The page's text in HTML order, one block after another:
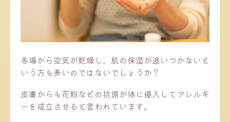
冬場から空気が乾燥し、肌の保湿が追いつかないと
いう方も多いのではないでしょうか？
皮膚からも花粉などの抗原が体に侵入してアレルギ
ーを成立させると言われています。